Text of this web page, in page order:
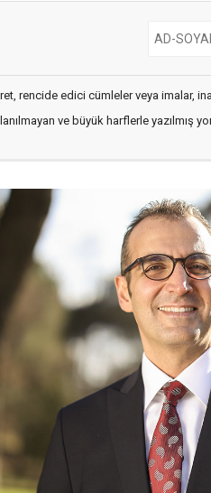
rencide edici cümleler veya imalar,
ve büyük harflerle yazılmış